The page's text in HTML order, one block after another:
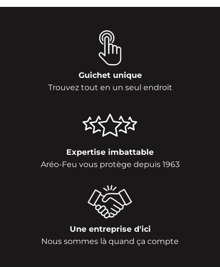
Guichet unique
Trouvez tout en un seul endroit
Expertise imbattable
Aréo-Feu vous protège depuis 1963
Une entreprise d'ici
Nous sommes là quand ça compte